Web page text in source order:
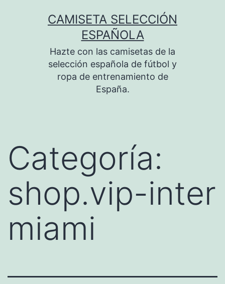
CAMISETA SELECCIÓN
ESPAÑOLA
Hazte con las camisetas de la
selección española de fútbol y
ropa de entrenamiento de
España.
Categoría:
shop.vip-inter
miami